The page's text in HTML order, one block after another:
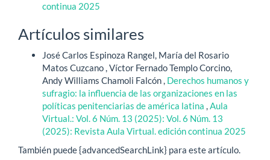
continua 2025
Artículos similares
José Carlos Espinoza Rangel, María del Rosario
Matos Cuzcano , Víctor Fernado Templo Corcino,
Andy Williams Chamoli Falcón , Derechos humanos y
sufragio: la influencia de las organizaciones en las
políticas penitenciarias de américa latina ,Aula
Virtual.: Vol. 6 Núm. 13 (2025): Vol. 6 Núm. 13
(2025): Revista Aula Virtual. edición continua 2025
También puede {advancedSearchLink} para este artículo.